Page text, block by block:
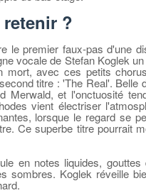
?
le premier faux-pas d'une
vocale de Stefan Koglek
mort, avec ces petits
titre : 'The Real'. Belle
et l'onctuosité
vient électriser
lorsque le regard se
Ce superbe titre pourrait
en notes liquides,
sombres. Koglek réveille